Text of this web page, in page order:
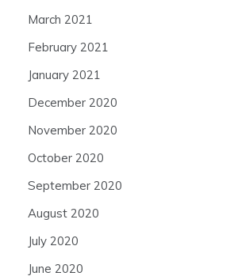
March 2021
February 2021
January 2021
December 2020
November 2020
October 2020
September 2020
August 2020
July 2020
June 2020